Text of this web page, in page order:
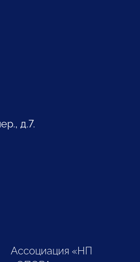
д.7.
Ассоциация «НП